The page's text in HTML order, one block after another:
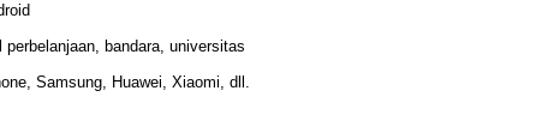
perbelanjaan, bandara, universitas
Samsung, Huawei, Xiaomi, dll.